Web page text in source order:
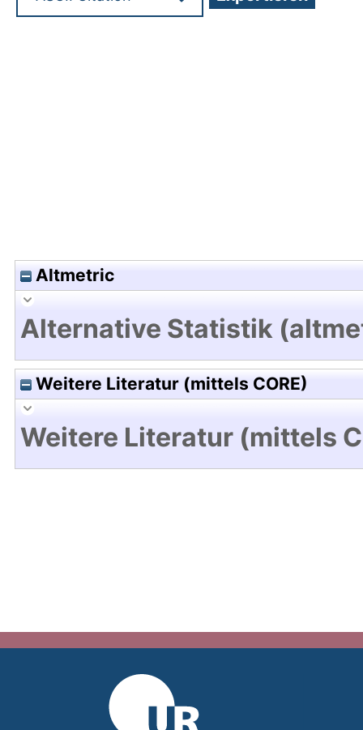
Altmetric
Alternative Statistik
Weitere Literatur (mittels CORE)
Weitere Literatur (mittels